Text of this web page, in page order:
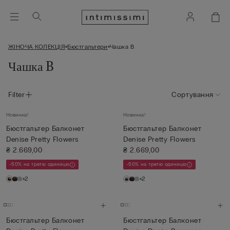
ЖІНОЧА КОЛЕКЦІЯ Бюстгальтери Чашка B
Чашка B
Filter Сортування
Новинка!
Бюстгальтер Балконет
Denise Pretty Flowers
₴ 2.669,00
-50% на третю одиницю
+2
Новинка!
Бюстгальтер Балконет
Denise Pretty Flowers
₴ 2.669,00
-50% на третю одиницю
+2
Бюстгальтер Балконет
Бюстгальтер Балконет